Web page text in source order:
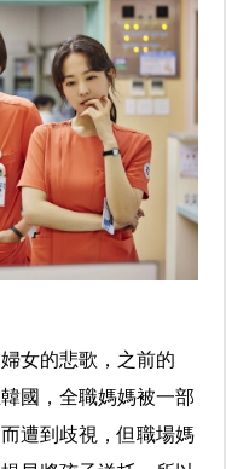
女的悲歌，之前的
國，全職媽媽被一部
遭到歧視，但職場媽